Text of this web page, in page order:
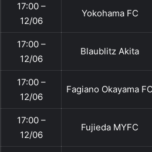
17:00 –
12/06
Yokohama FC
17:00 –
12/06
Blaublitz Akita
17:00 –
12/06
Fagiano Okayama FC
17:00 –
12/06
Fujieda MYFC